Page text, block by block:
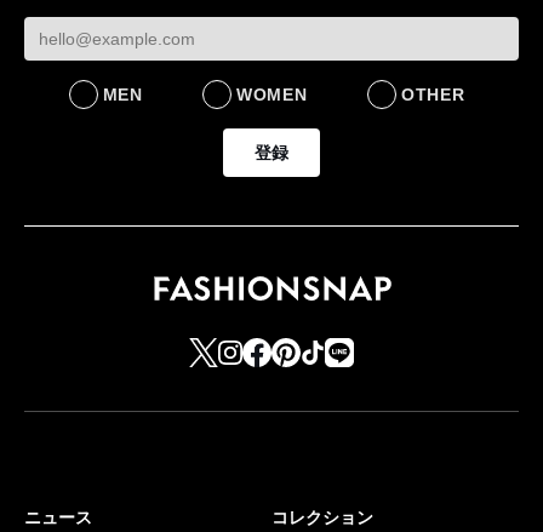
MEN WOMEN OTHER
登録
ニュース
コレクション